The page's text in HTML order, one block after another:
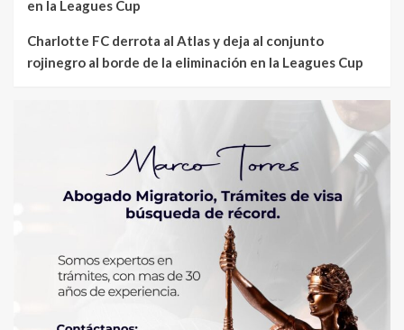
en la Leagues Cup
Charlotte FC derrota al Atlas y deja al conjunto
rojinegro al borde de la eliminación en la Leagues Cup